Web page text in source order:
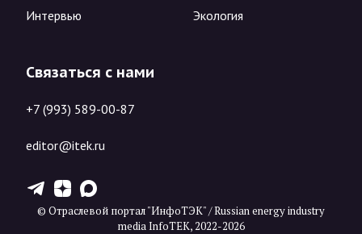
Интервью Экология
Связаться с нами
+7 (993) 589-00-87
editor@itek.ru
T Z X
© Отраслевой портал "ИнфоТЭК" / Russian energy industry
media InfoTEK, 2022-2026